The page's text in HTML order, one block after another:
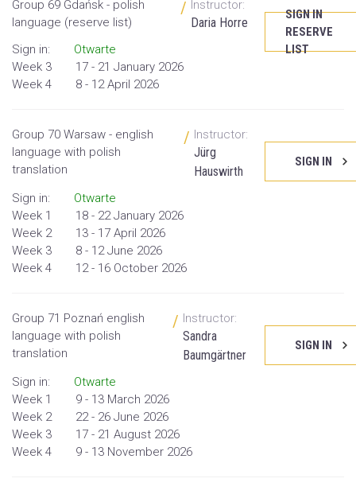
Group 69 Gdańsk - polish
language (reserve list)
/ Instructor:
Daria Horre
Sign in:
Otwarte
Week 3
17 - 21 January 2026
Week 4
8 - 12 April 2026
SIGN IN
RESERVE
LIST
Group 70 Warsaw - english
language with polish
translation
/ Instructor:
Jürg
Hauswirth
Sign in:
Otwarte
Week 1
18 - 22 January 2026
Week 2
13 - 17 April 2026
Week 3
8 - 12 June 2026
Week 4
12 - 16 October 2026
SIGN IN
Group 71 Poznań english
language with polish
translation
/ Instructor:
Sandra
Baumgärtner
Sign in:
Otwarte
Week 1
9 - 13 March 2026
Week 2
22 - 26 June 2026
Week 3
17 - 21 August 2026
Week 4
9 - 13 November 2026
SIGN IN